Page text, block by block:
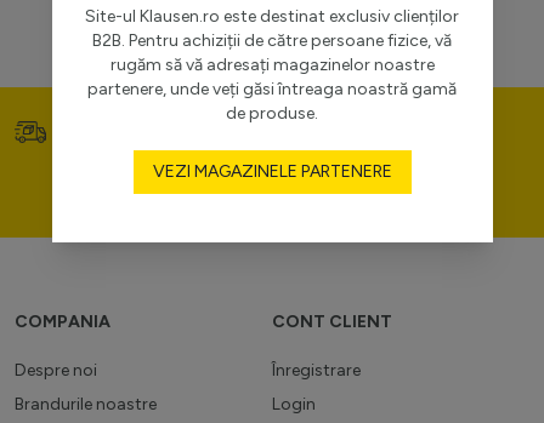
Site-ul Klausen.ro este destinat exclusiv clienților
B2B. Pentru achiziții de către persoane fizice, vă
rugăm să vă adresați magazinelor noastre
partenere, unde veți găsi întreaga noastră gamă
de produse.
VEZI MAGAZINELE PARTENERE
Transport gratuit (>400
Consultanță de portofoliu
COMPANIA
Despre noi
Brandurile noastre
CONT CLIENT
Înregistrare
Login